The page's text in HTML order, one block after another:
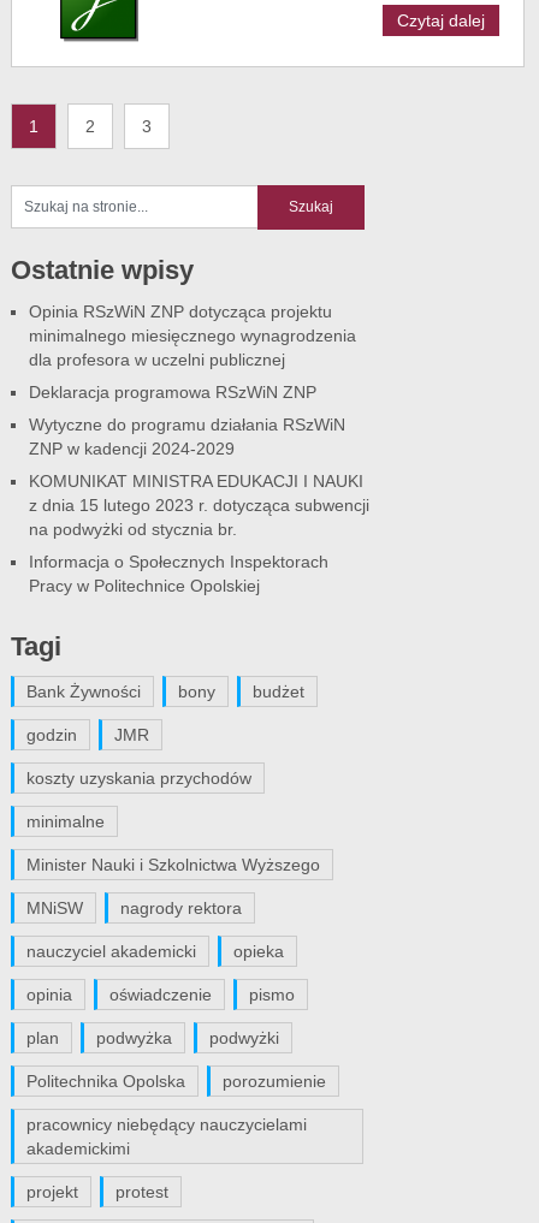
Czytaj dalej
1 2 3
Ostatnie wpisy
Opinia RSzWiN ZNP dotycząca projektu
minimalnego miesięcznego wynagrodzenia
dla profesora w uczelni publicznej
Deklaracja programowa RSzWiN ZNP
Wytyczne do programu działania RSzWiN
ZNP w kadencji 2024-2029
KOMUNIKAT MINISTRA EDUKACJI I NAUKI
z dnia 15 lutego 2023 r. dotycząca subwencji
na podwyżki od stycznia br.
Informacja o Społecznych Inspektorach
Pracy w Politechnice Opolskiej
Tagi
Bank Żywności bony budżet
godzin JMR
koszty uzyskania przychodów
minimalne
Minister Nauki i Szkolnictwa Wyższego
MNiSW nagrody rektora
nauczyciel akademicki opieka
opinia oświadczenie pismo
plan podwyżka podwyżki
Politechnika Opolska porozumienie
pracownicy niebędący nauczycielami
akademickimi
projekt protest